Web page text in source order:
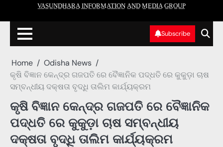
V̲A̲S̲U̲N̲D̲H̲A̲R̲A̲ I̲N̲F̲O̲R̲M̲A̲T̲I̲O̲N̲ A̲N̲D̲ M̲E̲D̲I̲A̲ G̲R̲O̲U̲P̲
Subscribe
Home
Odisha News
କୃଷି ବିଜ୍ଞାନ କେନ୍ଦ୍ର ଗଜପତି ରେ ବୈଜ୍ଞାନିକ ପଦ୍ଧତି ରେ କୁକୁଡ଼ା ଚାଷ
ସମ୍ବନ୍ଧୀୟ ଦକ୍ଷତା ବୃଦ୍ଧି ତାଲିମ କାର୍ଯ୍ୟକ୍ରମ
କୃଷି ବିଜ୍ଞାନ କେନ୍ଦ୍ର ଗଜପତି ରେ ବୈଜ୍ଞାନିକ
ପଦ୍ଧତି ରେ କୁକୁଡ଼ା ଚାଷ ସମ୍ବନ୍ଧୀୟ
ଦକ୍ଷତା ବୃଦ୍ଧି ତାଲିମ କାର୍ଯ୍ୟକ୍ରମ